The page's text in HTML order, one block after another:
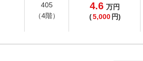
405
（4階）
4.6 万円
(5,000 円)